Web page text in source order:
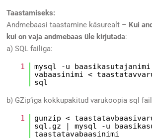
Taastamiseks:
Andmebaasi taastamine käsurealt – Kui
kui on vaja andmebaas üle kirjutada:
a) SQL failiga:
1
mysql -u
vabaasinimi <
sql
b) GZip’iga kokkupakitud varukoopia sql
1
gunzip <
sql.gz | mysql -u
taastatavabaasinimi